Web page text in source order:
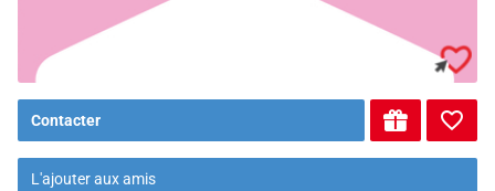
Contacter
L'ajouter aux amis